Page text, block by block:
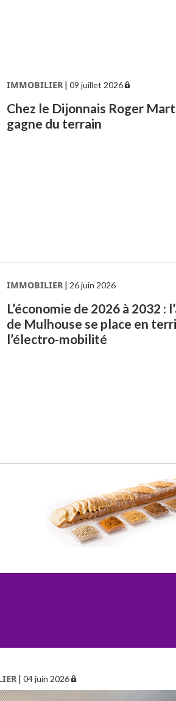
IMMOBILIER| 09 juillet 2026
Chez le Dijonnais Roger
gagne du terrain
IMMOBILIER| 26 juin 2026
L’économie de 2026 à 2032 :
de Mulhouse se place en
l’électro-mobilité
|04 juin 2026